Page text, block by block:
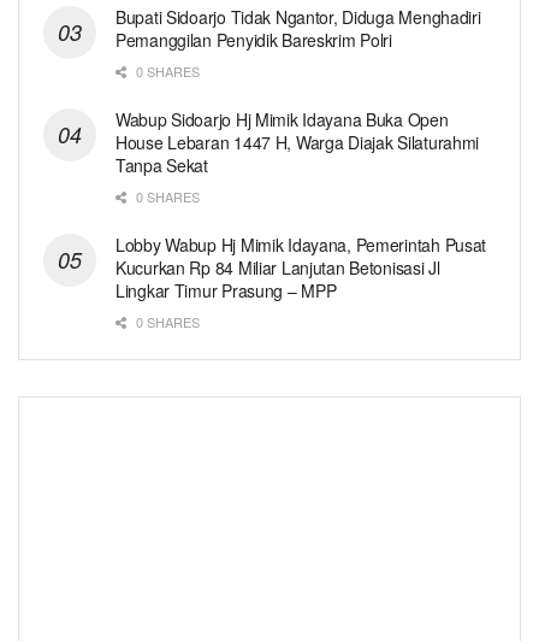
Bupati Sidoarjo Tidak Ngantor, Diduga Menghadiri
Pemanggilan Penyidik Bareskrim Polri
0 SHARES
Wabup Sidoarjo Hj Mimik Idayana Buka Open
House Lebaran 1447 H, Warga Diajak Silaturahmi
Tanpa Sekat
0 SHARES
Lobby Wabup Hj Mimik Idayana, Pemerintah Pusat
Kucurkan Rp 84 Miliar Lanjutan Betonisasi Jl
Lingkar Timur Prasung – MPP
0 SHARES